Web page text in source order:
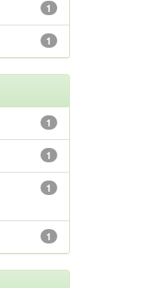
1
1
1
1
1
1